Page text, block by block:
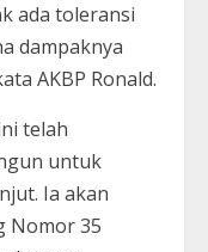
ada toleransi
dampaknya
AKBP Ronald.
telah
untuk
Ia akan
Nomor 35